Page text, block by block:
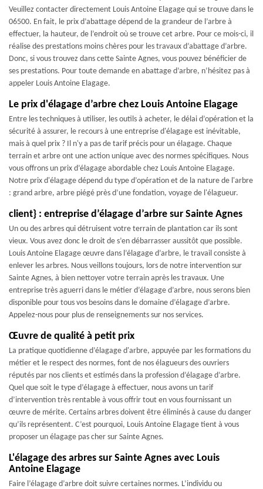
Veuillez contacter directement Louis Antoine Elagage qui se trouve dans le
06500. En fait, le prix d’abattage dépend de la grandeur de l’arbre à
effectuer, la hauteur, de l’endroit où se trouve cet arbre. Pour ce mois-ci, il
réalise des prestations moins chères pour les travaux d’abattage d’arbre.
Donc, si vous trouvez dans cette Sainte Agnes, vous pouvez bénéficier de
ses prestations. Pour toute demande en abattage d’arbre, n’hésitez pas à
appeler Louis Antoine Elagage.
Le prix d'élagage d’arbre chez Louis Antoine Elagage
Entre les techniques à utiliser, les outils à acheter, le délai d’opération et la
sécurité à assurer, le recours à une entreprise d'élagage est inévitable,
mais à quel prix ? Il n'y a pas de tarif précis pour un élagage. Chaque
terrain et arbre ont une action unique avec des normes spécifiques. Nous
vous offrons un prix d’élagage abordable chez Louis Antoine Elagage.
Notre prix d'élagage dépend du type d’opération et de la nature de l'arbre
: grand arbre, arbre piégé près d’une fondation, voyage de l'élagueur.
client} : entreprise d’élagage d’arbre sur Sainte Agnes
Un ou des arbres qui détruisent votre terrain de plantation car ils sont
vieux. Vous avez donc le droit de s’en débarrasser aussitôt que possible.
Louis Antoine Elagage œuvre dans l’élagage d’arbre, le travail consiste à
enlever les arbres. Nous veillons toujours, lors de notre intervention sur
Sainte Agnes, à bien nettoyer votre terrain après les travaux. Une
entreprise très aguerri dans le métier d’élagage d’arbre, nous serons bien
disponible pour tous vos besoins dans le domaine d’élagage d’arbre.
Appelez-nous pour plus de renseignements sur nos services.
Œuvre de qualité à petit prix
La pratique quotidienne d’élagage d'arbre, appuyée par les formations du
métier et le respect des normes, font de nos élagueurs des ouvriers
réputés par nos clients et estimés dans la profession d’élagage d’arbre.
Quel que soit le type d’élagage à effectuer, nous avons un tarif
d’intervention très rentable à vous offrir tout en vous fournissant un
œuvre de mérite. Certains arbres doivent être éliminés à cause du danger
qu’ils représentent. C’est pourquoi, Louis Antoine Elagage tient à vous
proposer un élagage pas cher sur Sainte Agnes.
L'élagage des arbres sur Sainte Agnes avec Louis
Antoine Elagage
Faire l’élagage d’arbre doit suivre certaines normes. L’individu ou